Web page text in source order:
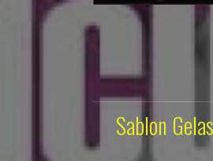
Sablon